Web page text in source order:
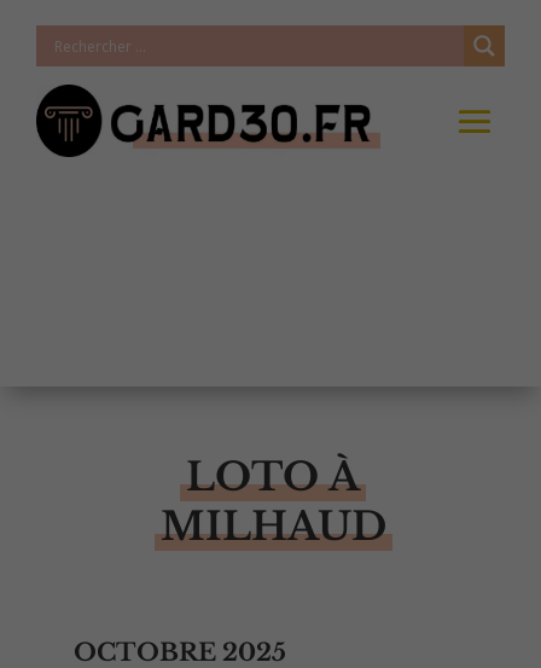
LOTO À
MILHAUD
OCTOBRE 2025